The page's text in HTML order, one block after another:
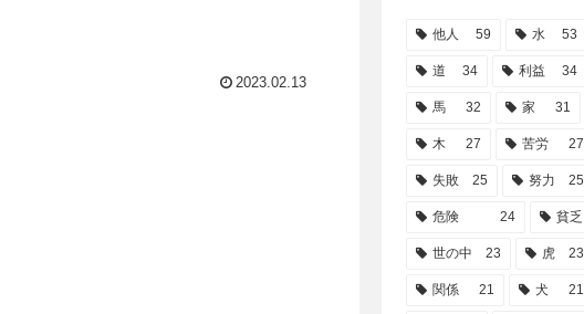
2023.02.13
他人 59 水 53
道 34 利益 34
馬 32 家 31
木 27 苦労 27
失敗 25 努力 25
危険 24 貧乏
世の中 23 虎 23
関係 21 犬 21